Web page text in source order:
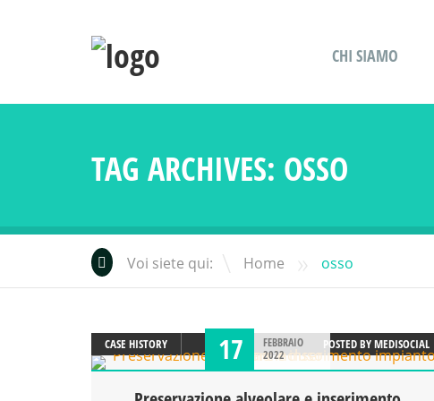
CHI SIAMO
TAG ARCHIVES: OSSO
Voi siete qui: Home » osso
CASE HISTORY POSTED BYMEDISOCIAL
17
FEBBRAIO
2022